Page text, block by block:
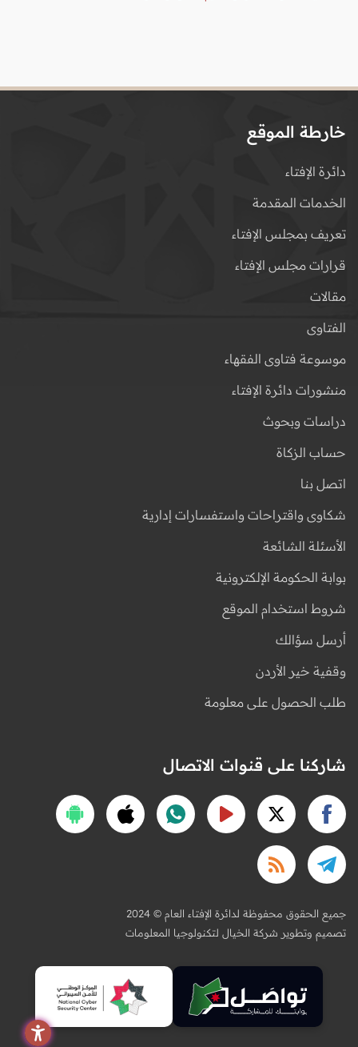
خارطة الموقع
دائرة الإفتاء
الخدمات المقدمة
تعريف بمجلس الإفتاء
قرارات مجلس الإفتاء
مقالات
الفتاوى
موسوعة فتاوى الفقهاء
منشورات دائرة الإفتاء
دراسات وبحوث
حساب الزكاة
اتصل بنا
شكاوى واقتراحات واستفسارات إدارية
الأسئلة الشائعة
بوابة الحكومة الإلكترونية
شروط استخدام الموقع
أرسل سؤالك
وقفية خير الأردن
طلب الحصول على معلومة
شاركنا على قنوات الاتصال
2024 © جميع الحقوق محفوظة لدائرة الإفتاء العام
تصميم وتطوير شركة الخيال لتكنولوجيا المعلومات